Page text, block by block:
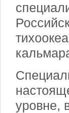
уровне,